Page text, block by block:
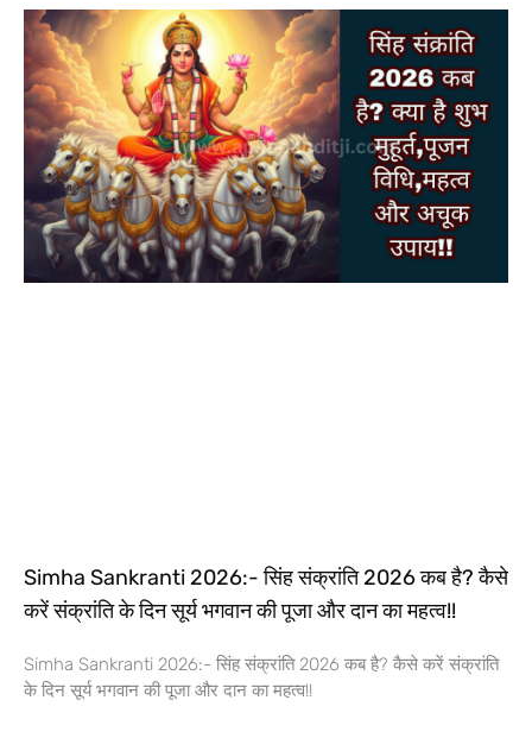
Simha Sankranti 2026:- सिंह संक्रांति 2026 कब है? कैसे
करें संक्रांति के दिन सूर्य भगवान की पूजा और दान का महत्व!!
Simha Sankranti 2026:- सिंह संक्रांति 2026 कब है? कैसे करें संक्रांति
के दिन सूर्य भगवान की पूजा और दान का महत्व!!